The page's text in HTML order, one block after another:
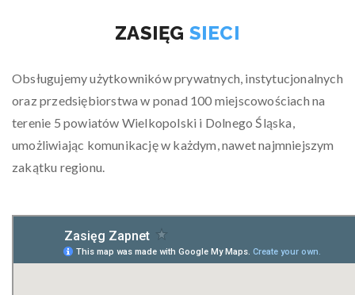
ZASIĘG SIECI
Obsługujemy użytkowników prywatnych, instytucjonalnych
oraz przedsiębiorstwa w ponad 100 miejscowościach na
terenie 5 powiatów Wielkopolski i Dolnego Śląska,
umożliwiając komunikację w każdym, nawet najmniejszym
zakątku regionu.